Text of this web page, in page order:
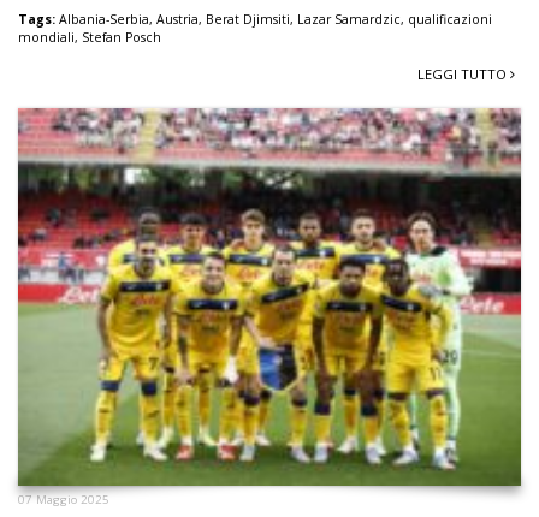
Tags: Albania-Serbia, Austria, Berat Djimsiti, Lazar Samardzic, qualificazioni
mondiali, Stefan Posch
LEGGI TUTTO
07 Maggio 2025